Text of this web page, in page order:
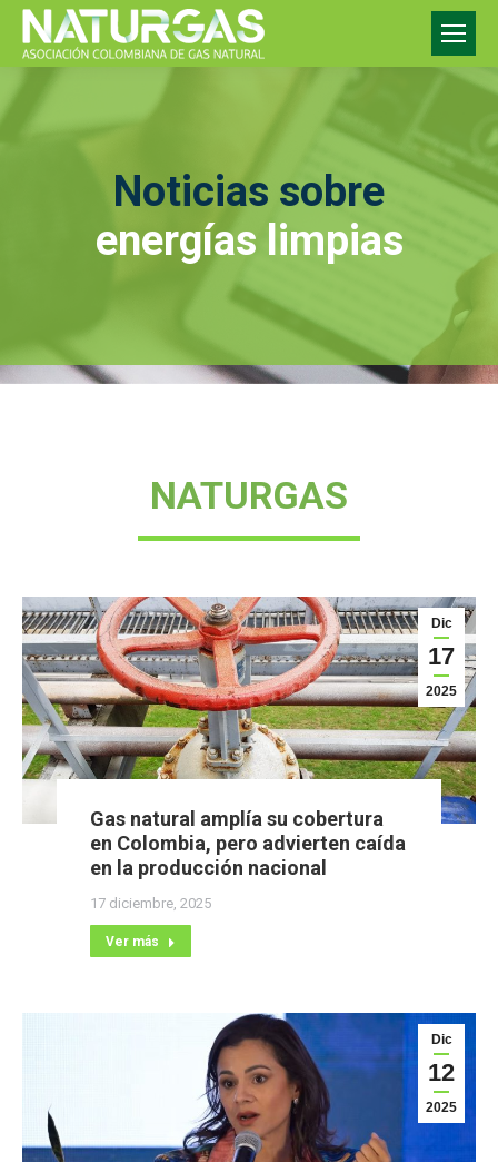
Noticias sobre
energías limpias
NATURGAS
Dic
17
2025
Gas natural amplía su cobertura
en Colombia, pero advierten caída
en la producción nacional
17 diciembre, 2025
Ver más
Dic
12
2025